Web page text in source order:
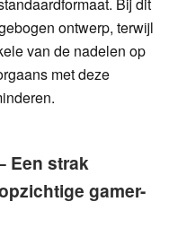
Bij dit
ontwerp, terwijl
van de nadelen op
met deze
Een strak
gamer-